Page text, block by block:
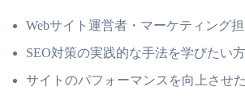
Webサイト運営者・マーケティング
SEO対策の実践的な手法を学びたい方
サイトのパフォーマンスを向上させ